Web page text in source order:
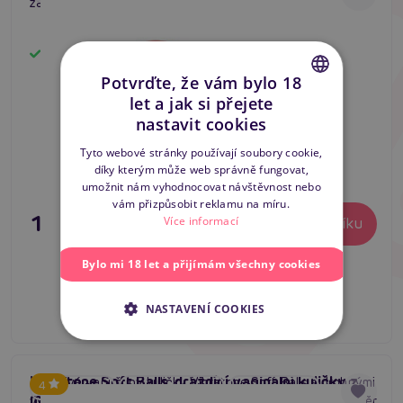
Skladem
195 Kč Do košíku
4
Vibratone Soft Balls, dráždící vaginální kuličky z
Dráždivé venušuny kuličky Vibratone Soft Balls s drobnými
#kegel kuličky #venušine guličky #pleasure balls
ENGLISH
Potvrďte, že vám bylo 18
let a jak si přejete
nastavit cookies
Tyto webové stránky používají soubory cookie,
díky kterým může web správně fungovat,
umožnit nám vyhodnocovat návštěvnost nebo
vám přizpůsobit reklamu na míru.
Více informací
Bylo mi 18 let a přijímám všechny cookies
NASTAVENÍ COOKIES